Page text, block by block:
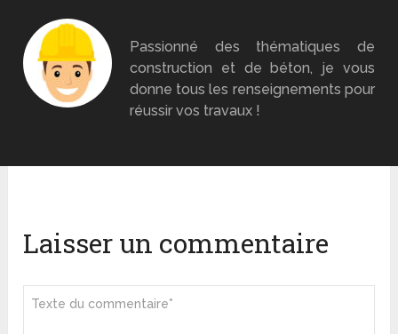
Passionné des thématiques de
construction et de béton, je vous
donne tous les renseignements pour
réussir vos travaux !
Laisser un commentaire